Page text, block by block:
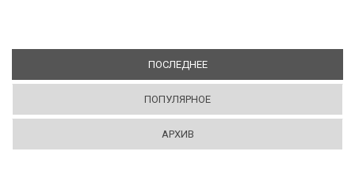
ПОСЛЕДНЕЕ(АКТИВНАЯ ВКЛАДКА)
ПОПУЛЯРНОЕ
АРХИВ